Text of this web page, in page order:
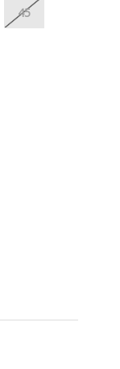
45